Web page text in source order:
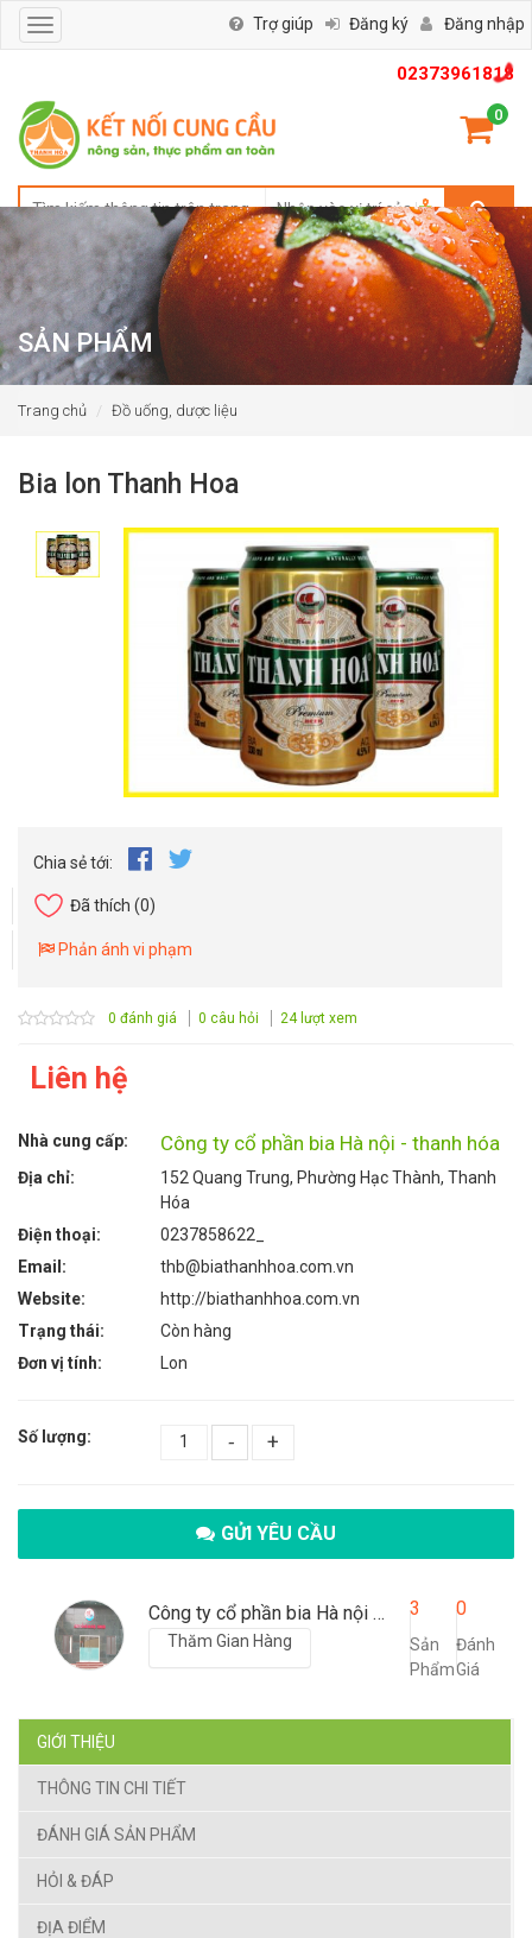
02373961818
0
Toggle
navigation
Trợ giúp Đăng ký Đăng nhập
SẢN PHẨM
Trang chủ Đồ uống, dược liệu
Bia lon Thanh Hoa
Chia sẻ tới:
Đã thích (0)
Phản ánh vi phạm
0 đánh giá 0 câu hỏi 24 lượt xem
Liên hệ
Nhà cung cấp: Công ty cổ phần bia Hà nội - thanh hóa
Địa chỉ:
152 Quang Trung, Phường Hạc Thành, Thanh
Hóa
Điện thoại:
0237858622_
Email:
thb@biathanhhoa.com.vn
Website:
http://biathanhhoa.com.vn
Trạng thái:
Còn hàng
Đơn vị tính:
Lon
Số lượng: - +
GỬI YÊU CẦU
Công ty cổ phần bia Hà nội - thanh hóa
Thăm Gian Hàng
3
Sản
Phẩm
0
Đánh
Giá
GIỚI THIỆU
THÔNG TIN CHI TIẾT
ĐÁNH GIÁ SẢN PHẨM
HỎI & ĐÁP
ĐỊA ĐIỂM